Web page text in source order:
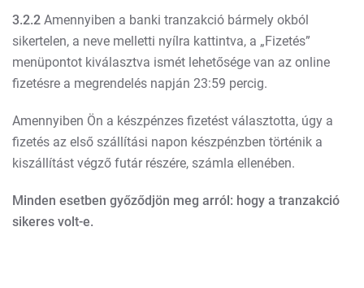
3.2.2 Amennyiben a banki tranzakció bármely okból
sikertelen, a neve melletti nyílra kattintva, a „Fizetés”
menüpontot kiválasztva ismét lehetősége van az online
fizetésre a megrendelés napján 23:59 percig.
Amennyiben Ön a készpénzes fizetést választotta, úgy a
fizetés az első szállítási napon készpénzben történik a
kiszállítást végző futár részére, számla ellenében.
Minden esetben győződjön meg arról: hogy a tranzakció
sikeres volt-e.